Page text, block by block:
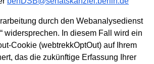
durch den Webanalysedienst
widersprechen. In diesem Fall wird ein
Cookie (webtrekkOptOut) auf Ihrem
das die zukünftige Erfassung Ihrer